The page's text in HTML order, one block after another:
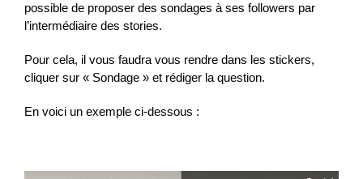
possible de proposer des sondages à ses followers par
l’intermédiaire des stories.
Pour cela, il vous faudra vous rendre dans les stickers,
cliquer sur « Sondage » et rédiger la question.
En voici un exemple ci-dessous :